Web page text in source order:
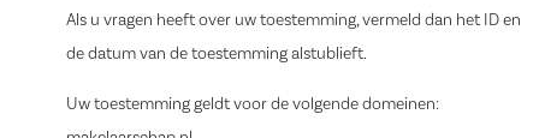
Als u vragen heeft over uw toestemming, vermeld dan het ID en
de datum van de toestemming alstublieft.
Uw toestemming geldt voor de volgende domeinen: